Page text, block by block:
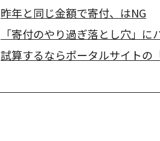
昨年と同じ金額で寄付、はNG
「寄付のやり過ぎ落とし穴」
試算するならポータルサイトの